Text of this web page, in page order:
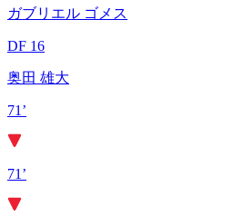
ガブリエル ゴメス
DF 16
奥田 雄大
71’
71’